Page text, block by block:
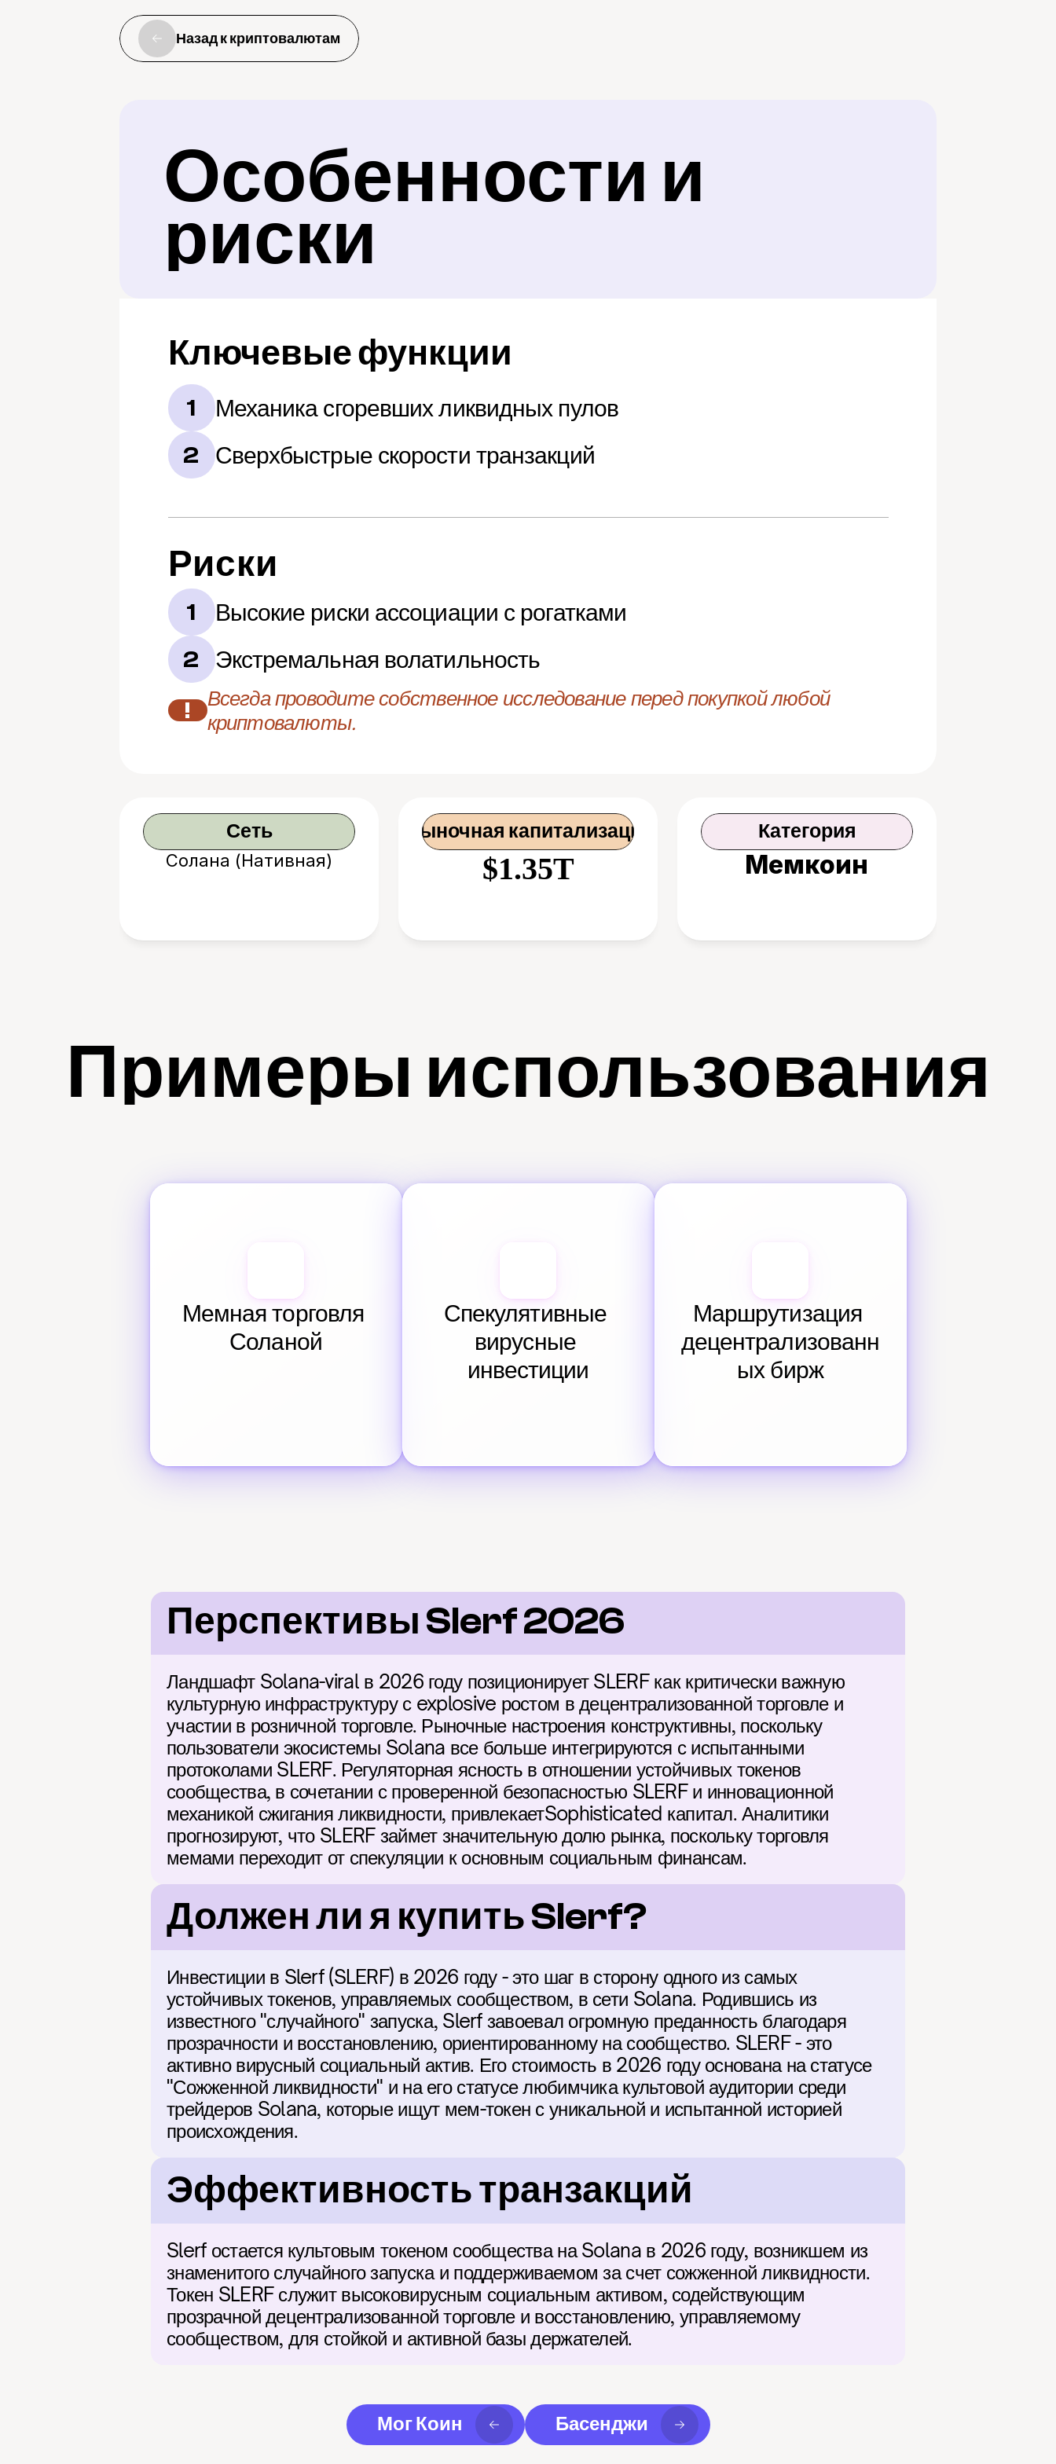
Назад к криптовалютам
Особенности и
риски
Ключевые функции
1 Механика сгоревших ликвидных пулов
2 Сверхбыстрые скорости транзакций
Риски
1 Высокие риски ассоциации с рогатками
2 Экстремальная волатильность
!
Всегда проводите собственное исследование перед покупкой любой
криптовалюты.
Сеть
Солана (Нативная)
Рыночная капитализация
$1.35T
Категория
Мемкоин
Примеры использования
Мемная торговля
Соланой
Спекулятивные
вирусные
инвестиции
Маршрутизация
децентрализованн
ых бирж
Перспективы Slerf 2026
Ландшафт Solana-viral в 2026 году позиционирует SLERF как критически важную
культурную инфраструктуру с explosive ростом в децентрализованной торговле и
участии в розничной торговле. Рыночные настроения конструктивны, поскольку
пользователи экосистемы Solana все больше интегрируются с испытанными
протоколами SLERF. Регуляторная ясность в отношении устойчивых токенов
сообщества, в сочетании с проверенной безопасностью SLERF и инновационной
механикой сжигания ликвидности, привлекаетSophisticated капитал. Аналитики
прогнозируют, что SLERF займет значительную долю рынка, поскольку торговля
мемами переходит от спекуляции к основным социальным финансам.
Должен ли я купить Slerf?
Инвестиции в Slerf (SLERF) в 2026 году - это шаг в сторону одного из самых
устойчивых токенов, управляемых сообществом, в сети Solana. Родившись из
известного "случайного" запуска, Slerf завоевал огромную преданность благодаря
прозрачности и восстановлению, ориентированному на сообщество. SLERF - это
активно вирусный социальный актив. Его стоимость в 2026 году основана на статусе
"Сожженной ликвидности" и на его статусе любимчика культовой аудитории среди
трейдеров Solana, которые ищут мем-токен с уникальной и испытанной историей
происхождения.
Эффективность транзакций
Slerf остается культовым токеном сообщества на Solana в 2026 году, возникшем из
знаменитого случайного запуска и поддерживаемом за счет сожженной ликвидности.
Токен SLERF служит высоковирусным социальным активом, содействующим
прозрачной децентрализованной торговле и восстановлению, управляемому
сообществом, для стойкой и активной базы держателей.
Мог Коин Басенджи